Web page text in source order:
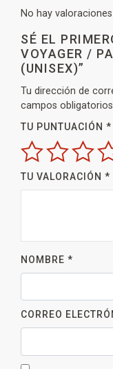
No hay
SÉ EL
VOYAGER /
(UNISEX)”
Tu dirección de
campos
TU PUNTUACIÓN *
TU VALORACIÓN *
NOMBRE *
CORREO